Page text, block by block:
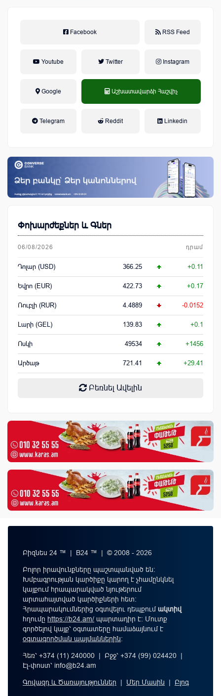
Facebook RSS Feed
Youtube Twitter Instagram
Google Աշխատավարձի Հաշվիչ
Telegram Reddit Linkedin
Փոխարժեքներ և Գներ
06/08/2026 դրամ
Դոլար (USD) 366.25 +0.11
Եվրո (EUR) 422.73 +0.17
Ռուբլի (RUR) 4.4889 -0.0152
Լարի (GEL) 139.83 +0.1
Ոսկի 49534 +1456
Արծաթ 721.41 +29.41
Բեռնել Ավելին
Բիզնես 24 ™ | B24 ™ | © 2008 - 2026
Բոլոր իրավունքները պաշտպանված են:
Խմբագրության կարծիքը կարող է չհամընկնել
կայքում հրապարակված նյութերում
արտահայտված կարծիքների հետ:
Հրապարակումներից օգտվելու դեպքումակտիվ
հղումը https://b24.am/ պարտադիր է: Մուտք
գործելով կայք՝ օգտատերը համաձայնում է
օգտագործման պայմաններին։
Հեռ՝ +374 (11) 240000 | Բջջ՝ +374 (99) 024420 |
Էլ-փոստ՝ info@b24.am
Գովազդ և Ծառայություններ | Մեր Մասին | Բլոգ